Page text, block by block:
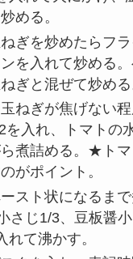
める。
ぎを炒めたらフ
を入れて炒める
ぎと混ぜて炒める
ねぎが焦げない
を入れ、トマトの
煮詰める。★ト
がポイント。
ースト状になるま
さじ1/3、豆板醤
れて沸かす。